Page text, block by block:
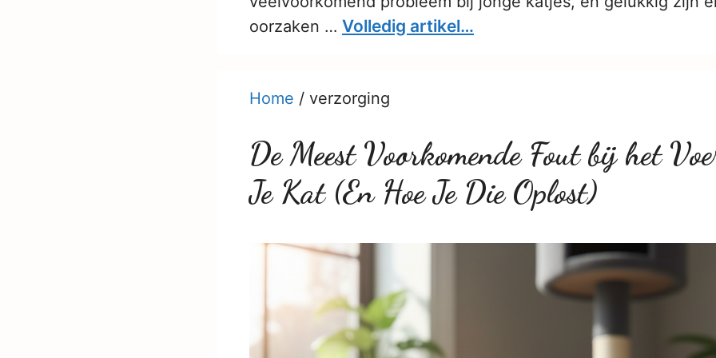
oorzaken … Volledig artikel…
Home / verzorging
De Meest Voorkomende Fout bij het
Je Kat (En Hoe Je Die Oplost)